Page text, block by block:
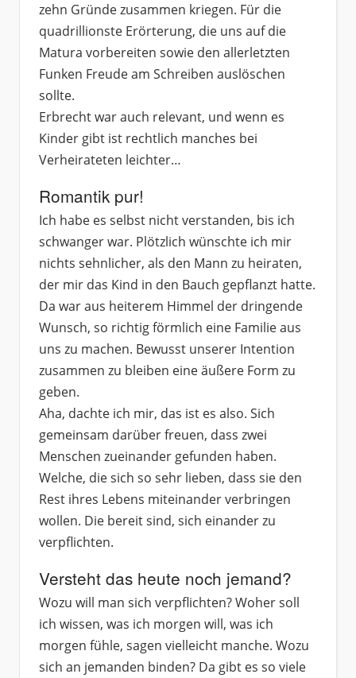
zehn Gründe zusammen kriegen. Für die
quadrillionste Erörterung, die uns auf die
Matura vorbereiten sowie den allerletzten
Funken Freude am Schreiben auslöschen
sollte.
Erbrecht war auch relevant, und wenn es
Kinder gibt ist rechtlich manches bei
Verheirateten leichter…
Romantik pur!
Ich habe es selbst nicht verstanden, bis ich
schwanger war. Plötzlich wünschte ich mir
nichts sehnlicher, als den Mann zu heiraten,
der mir das Kind in den Bauch gepflanzt hatte.
Da war aus heiterem Himmel der dringende
Wunsch, so richtig förmlich eine Familie aus
uns zu machen. Bewusst unserer Intention
zusammen zu bleiben eine äußere Form zu
geben.
Aha, dachte ich mir, das ist es also. Sich
gemeinsam darüber freuen, dass zwei
Menschen zueinander gefunden haben.
Welche, die sich so sehr lieben, dass sie den
Rest ihres Lebens miteinander verbringen
wollen. Die bereit sind, sich einander zu
verpflichten.
Versteht das heute noch jemand?
Wozu will man sich verpflichten? Woher soll
ich wissen, was ich morgen will, was ich
morgen fühle, sagen vielleicht manche. Wozu
sich an jemanden binden? Da gibt es so viele